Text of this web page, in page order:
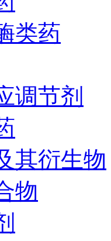
类药
调节剂
其衍生物
物